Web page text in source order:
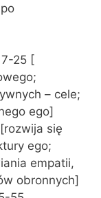
25 [
– cele;
ego]
się
ego;
empatii,
obronnych]